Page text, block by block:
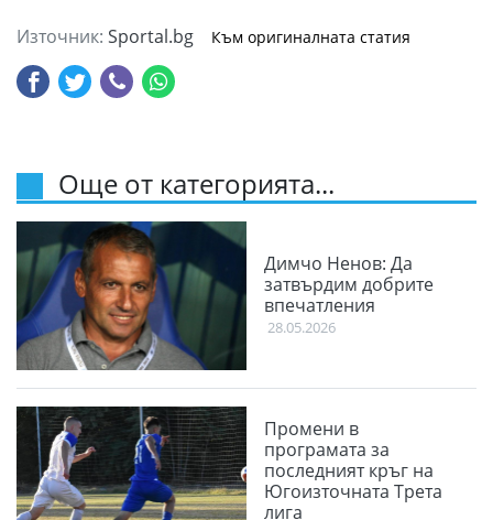
Източник: Sportal.bg Към оригиналната статия
Още от категорията...
Димчо Ненов: Да
затвърдим добрите
впечатления
28.05.2026
Промени в
програмата за
последният кръг на
Югоизточната Трета
лига